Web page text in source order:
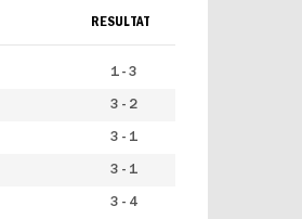
RESULTAT
1 - 3
3 - 2
3 - 1
3 - 1
3 - 4